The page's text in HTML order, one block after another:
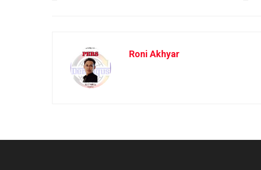
Roni Akhyar